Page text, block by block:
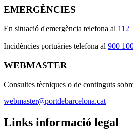
EMERGÈNCIES
En situació d'emergència telefona al 112
Incidències portuàries telefona al 900
WEBMASTER
Consultes tècniques o de continguts
webmaster@portdebarcelona.cat
Links informació legal